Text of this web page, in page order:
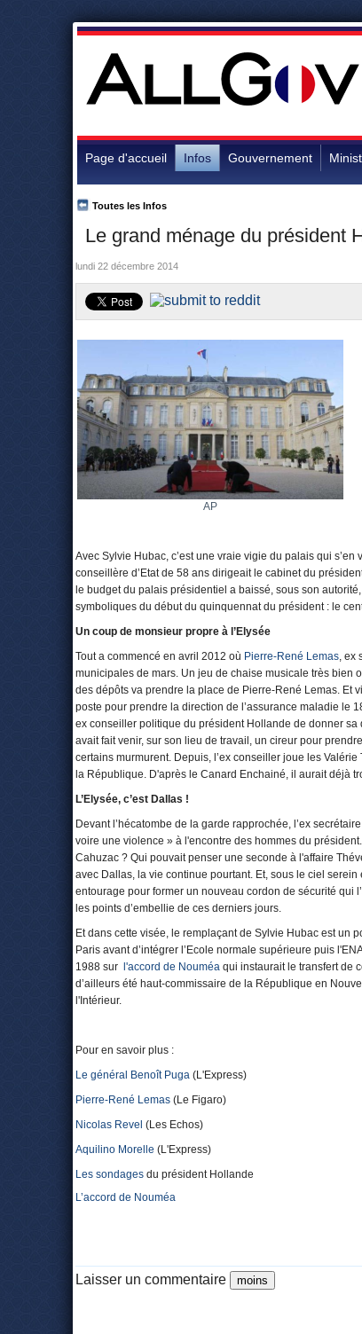
Page d'accueil Infos Gouvernement
Le grand ménage du président
Toutes les Infos
lundi 22 décembre 2014
AP
Avec Sylvie Hubac, c’est une vraie vigie du palais qui
conseillère d’Etat de 58 ans dirigeait le cabinet du
le budget du palais présidentiel a baissé, sous son
symboliques du début du quinquennat du président : le
Un coup de monsieur propre à l’Elysée
Tout a commencé en avril 2012 où Pierre-René Lemas, ex
municipales de mars. Un jeu de chaise musicale très bien
des dépôts va prendre la place de Pierre-René Lemas. Et
poste pour prendre la direction de l’assurance maladie le
ex conseiller politique du président Hollande de donner sa
avait fait venir, sur son lieu de travail, un cireur pour
certains murmurent. Depuis, l’ex conseiller joue les
la République. D'après le Canard Enchainé, il aurait déjà
L’Elysée, c’est Dallas !
Devant l’hécatombe de la garde rapprochée, l’ex
voire une violence » à l'encontre des hommes du
Cahuzac ? Qui pouvait penser une seconde à l'affaire
avec Dallas, la vie continue pourtant. Et, sous le ciel
entourage pour former un nouveau cordon de sécurité qui
les points d’embellie de ces derniers jours.
Et dans cette visée, le remplaçant de Sylvie Hubac est un
Paris avant d’intégrer l’Ecole normale supérieure puis
1988 sur
l'accord de Nouméa qui instaurait le transfert de
d’ailleurs été haut-commissaire de la République en
l'Intérieur.
Pour en savoir plus :
Le général Benoît Puga (L'Express)
Pierre-René Lemas (Le Figaro)
Nicolas Revel (Les Echos)
Aquilino Morelle (L'Express)
Les sondages du président Hollande
L’accord de Nouméa
Laisser un commentaire